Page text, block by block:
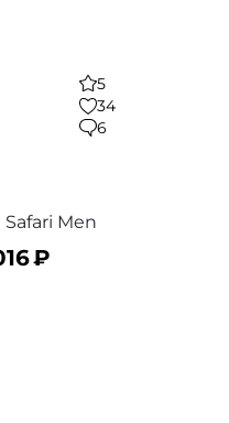
5
34
6
Safari Men
₽